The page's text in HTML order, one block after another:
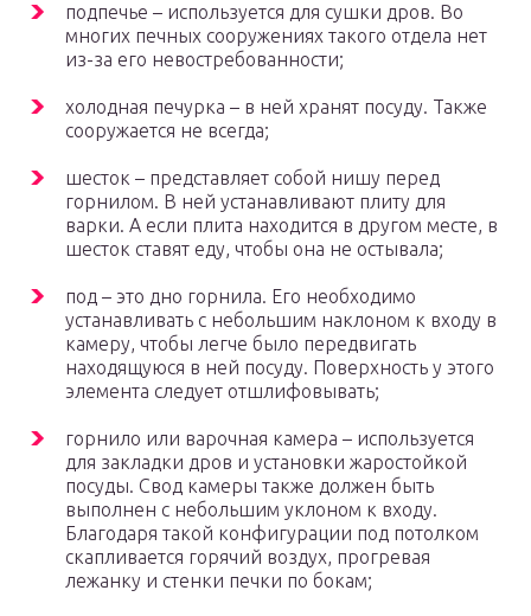
подпечье – используется для сушки дров. Во
многих печных сооружениях такого отдела нет
из-за его невостребованности;
холодная печурка – в ней хранят посуду. Также
сооружается не всегда;
шесток – представляет собой нишу перед
горнилом. В ней устанавливают плиту для
варки. А если плита находится в другом месте, в
шесток ставят еду, чтобы она не остывала;
под – это дно горнила. Его необходимо
устанавливать с небольшим наклоном к входу в
камеру, чтобы легче было передвигать
находящуюся в ней посуду. Поверхность у этого
элемента следует отшлифовывать;
горнило или варочная камера – используется
для закладки дров и установки жаростойкой
посуды. Свод камеры также должен быть
выполнен с небольшим уклоном к входу.
Благодаря такой конфигурации под потолком
скапливается горячий воздух, прогревая
лежанку и стенки печки по бокам;